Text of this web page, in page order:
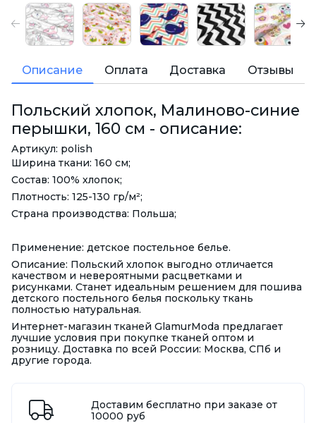
Описание Оплата Доставка Отзывы
Польский хлопок, Малиново-синие
перышки, 160 см - описание:
Артикул: polish
Ширина ткани: 160 см;
Состав: 100% хлопок;
Плотность: 125-130 гр/м²;
Страна производства: Польша;
Применение: детское постельное белье.
Описание: Польский хлопок выгодно отличается
качеством и невероятными расцветками и
рисунками. Станет идеальным решением для пошива
детского постельного белья поскольку ткань
полностью натуральная.
Интернет-магазин тканей GlamurModa предлагает
лучшие условия при покупке тканей оптом и
розницу. Доставка по всей России: Москва, СПб и
другие города.
Доставим бесплатно при заказе от
10000 руб